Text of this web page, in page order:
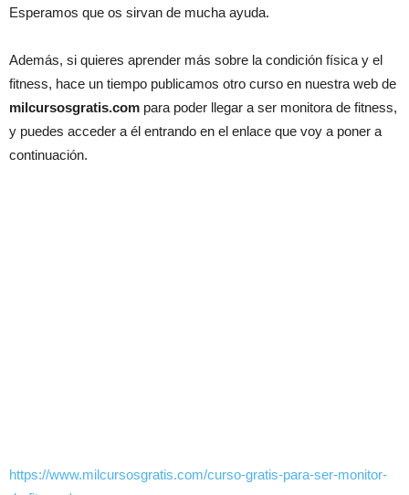
Esperamos que os sirvan de mucha ayuda.
Además, si quieres aprender más sobre la condición física y el
fitness, hace un tiempo publicamos otro curso en nuestra web de
milcursosgratis.com para poder llegar a ser monitora de fitness,
y puedes acceder a él entrando en el enlace que voy a poner a
continuación.
https://www.milcursosgratis.com/curso-gratis-para-ser-monitor-